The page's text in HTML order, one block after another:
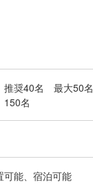
推奨40名 最大50名
150名
可能、宿泊可能